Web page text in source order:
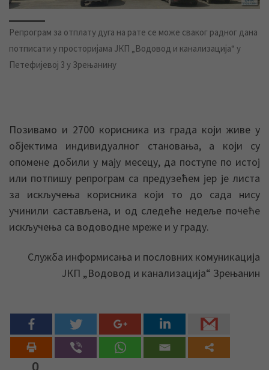
Репрограм за отплату дуга на рате се може сваког радног дана
потписати у просторијама ЈКП „Водовод и канализација“ у
Петефијевој 3 у Зрењанину
Позивамо и 2700 корисника из града који живе у
објектима индивидуалног становања, а који су
опомене добили у мају месецу, да поступе по истој
или потпишу репрограм са предузећем јер је листа
за искључења корисника који то до сада нису
учинили састављена, и од следеће недеље почеће
искључења са водоводне мреже и у граду.
Служба информисања и пословних комуникација
ЈКП „Водовод и канализација“ Зрењанин
0